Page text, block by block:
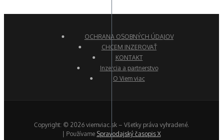
OCHRANA OSOBNÝCH ÚDAJOV
CHCEM INZEROVAŤ
KONTAKT
Inzercia a partnerstvo
O Viem viac
Copyright: © 2026 viemviac.sk – Všetky práva vyhradené.
| Používame Spravodajský časopis X